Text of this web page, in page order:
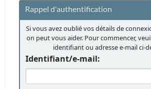
Rappel d'authentification
Si vous avez oublié vos détails de
on peut vous aider. Pour commencer,
identifiant ou adresse e-mail ci-
Identifiant/e-mail: